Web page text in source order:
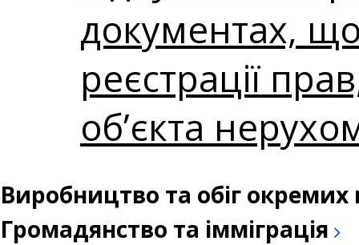
документах,
реєстрації
об’єкта
Виробництво та обіг окремих
Громадянство та імміграція